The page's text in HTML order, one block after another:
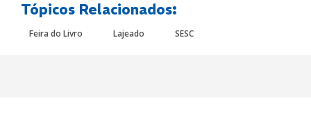
Tópicos Relacionados:
Feira do Livro Lajeado SESC